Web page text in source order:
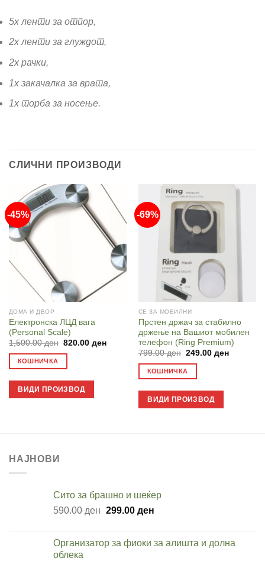
5x ленти за отпор,
2x ленти за глуждот,
2x рачки,
1x закачалка за врата,
1x торба за носење.
СЛИЧНИ ПРОИЗВОДИ
-45%
ДОМА И ДВОР
Електронска ЛЦД вага
(Personal Scale)
1,500.00ден Original
820.00 денCurrent
820.00 ден.
КОШНИЧКА
ВИДИ ПРОИЗВОД
-69%
СЕ ЗА МОБИЛНИ
Прстен држач за стабилно
држење на Вашиот мобилен
телефон (Ring Premium)
799.00ден Original
was:
799.00 ден.
249.00 денCurrent
КОШНИЧКА
ВИДИ ПРОИЗВОД
НАЈНОВИ
Cито за брашно и шеќер
590.00ден Original
590.00 ден.
299.00 денCurrent
299.00 ден.
Организатор за фиоки за алишта и долна
облека